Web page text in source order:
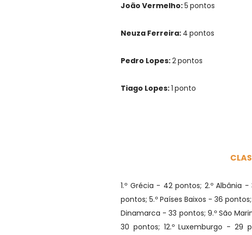
João Vermelho:5 pontos
Neuza Ferreira: 4 pontos
Pedro Lopes:2pontos
Tiago Lopes:1 ponto
1.º Grécia - 42 pontos; 2.º Albânia
pontos; 5.º Países Baixos - 36
Dinamarca - 33 pontos; 9.º São
30 pontos; 12.º Luxemburgo - 29